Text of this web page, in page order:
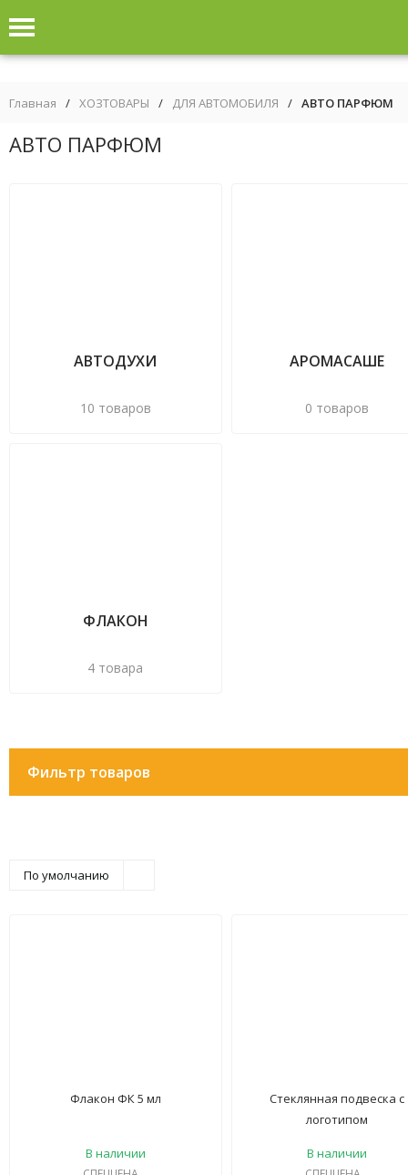
Главная / ХОЗТОВАРЫ / ДЛЯ АВТОМОБИЛЯ / АВТО ПАРФЮМ
АВТО ПАРФЮМ
АВТОДУХИ
10 товаров
АРОМАСАШЕ
0 товаров
ФЛАКОН
4 товара
Фильтр товаров
По умолчанию
Флакон ФК 5 мл
В наличии
Стеклянная подвеска с
логотипом
В наличии